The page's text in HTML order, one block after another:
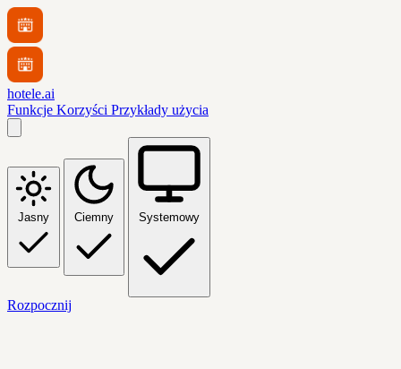
hotele.ai
Funkcje Korzyści Przykłady użycia
Jasny Ciemny Systemowy
Rozpocznij